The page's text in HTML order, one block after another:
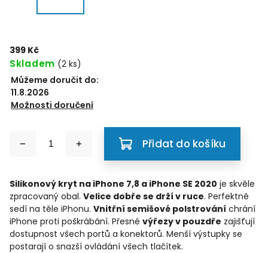
399 Kč
Skladem (2 ks)
Můžeme doručit do:
11.8.2026
Možnosti doručení
Přidat do košíku
Silikonový kryt na iPhone 7,8 a iPhone SE 2020 je skvěle
zpracovaný obal. Velice dobře se drží v ruce. Perfektně
sedí na těle iPhonu. Vnitřní semišové polstrování chrání
iPhone proti poškrábání. Přesné výřezy v pouzdře zajišťují
dostupnost všech portů a konektorů. Menší výstupky se
postarají o snazší ovládání všech tlačítek.